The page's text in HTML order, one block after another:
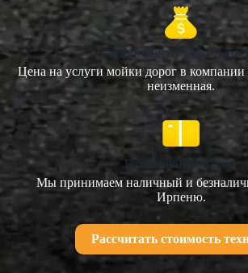
Без дополнительных
Цена на услуги мойки дорог в
неизменная.
Безналичный расчет
Мы принимаем наличный и
Ирпеню.
Рассчитать стоимость